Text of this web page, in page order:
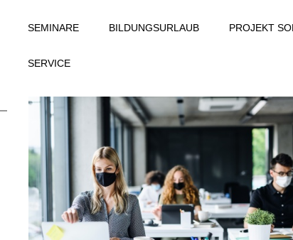
SEMINARE BILDUNGSURLAUB PROJEKT
SERVICE